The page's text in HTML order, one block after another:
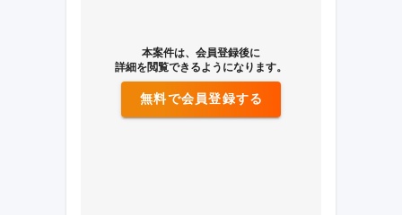
本案件は、会員登録後に
詳細を閲覧できるようになります。
無料で会員登録する